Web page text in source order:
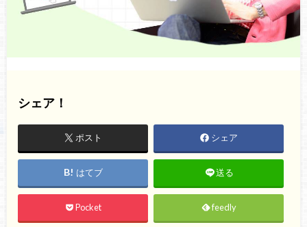
シェア！
ポスト シェア
はてブ 送る
Pocket feedly